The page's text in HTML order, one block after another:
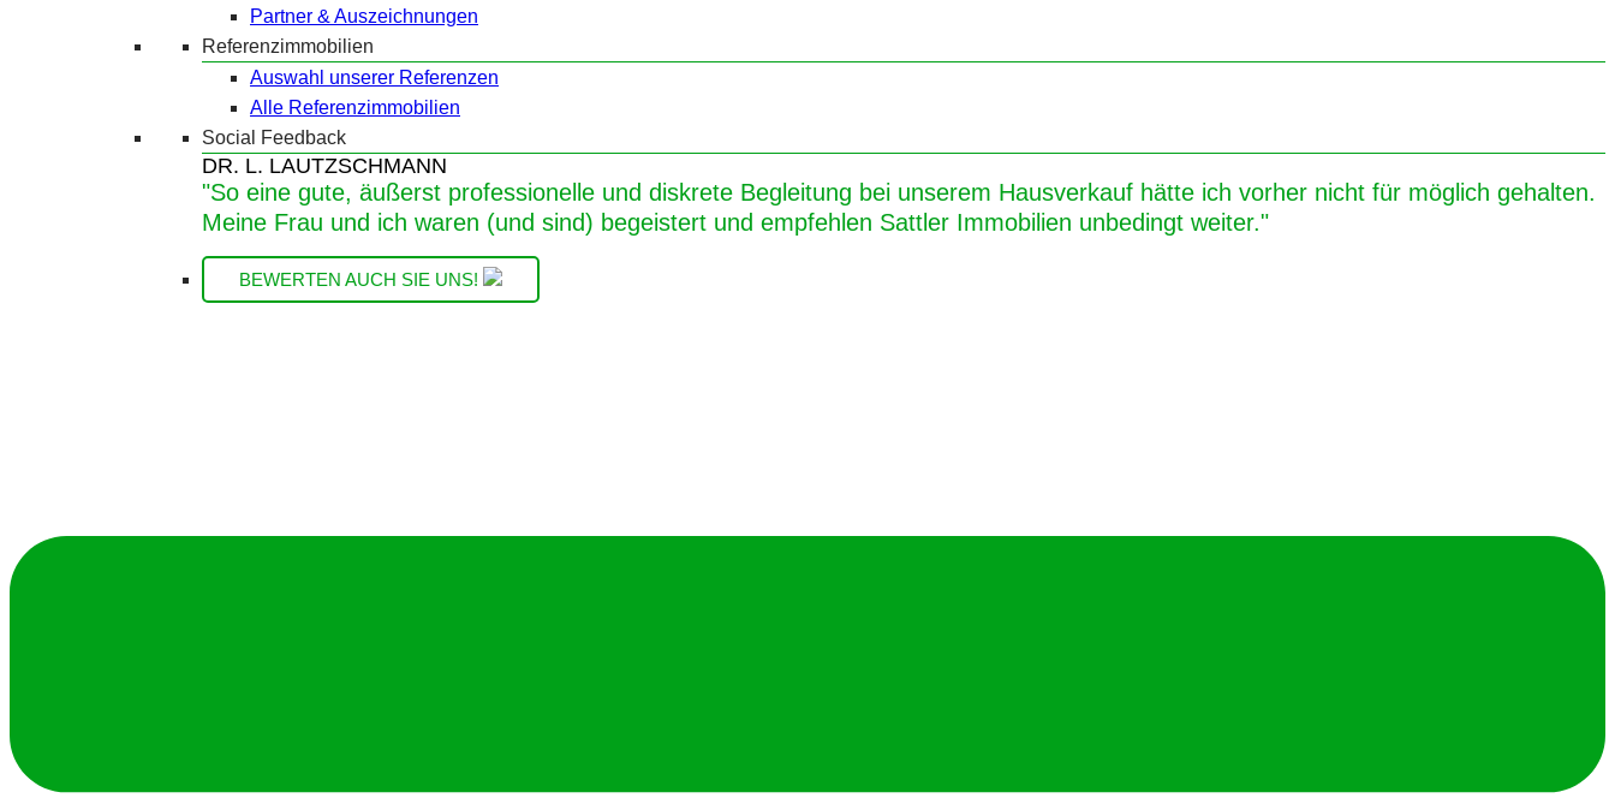
Partner & Auszeichnungen
Referenzimmobilien
Auswahl unserer Referenzen
Alle Referenzimmobilien
Social Feedback
DR. L. LAUTZSCHMANN
"So eine gute, äußerst professionelle und diskrete Begleitung bei unserem Hausverkauf hätte ich vorher nicht für möglich gehalten.
Meine Frau und ich waren (und sind) begeistert und empfehlen Sattler Immobilien unbedingt weiter."
BEWERTEN AUCH SIE UNS!